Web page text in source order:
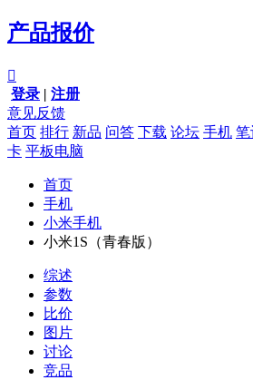
产品报价

登录 | 注册
意见反馈
首页 排行 新品 问答 下载 论坛 手机 笔
卡 平板电脑
首页
手机
小米手机
小米1S（青春版）
综述
参数
比价
图片
讨论
竞品